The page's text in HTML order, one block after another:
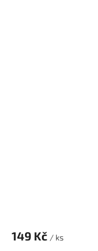
149 Kč / ks